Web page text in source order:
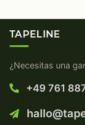
TAPELINE
¿Necesitas una
+49 761